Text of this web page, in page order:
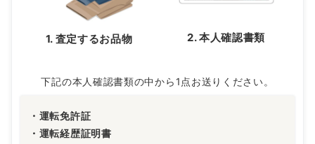
1. 査定するお品物 2. 本人確認書類
下記の本人確認書類の中から1点お送りください。
・運転免許証
・運転経歴証明書